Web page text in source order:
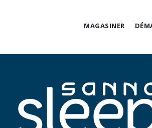
MAGASINER